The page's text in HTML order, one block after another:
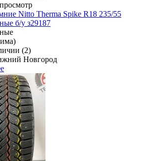
Nitto Therma Spike R18 235/55
б/у з29187
(2)
Новгород